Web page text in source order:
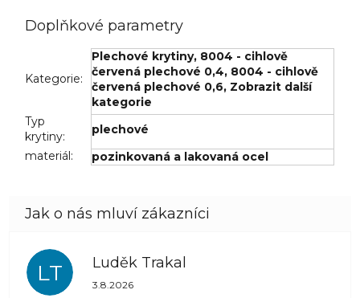
Doplňkové parametry
Kategorie:
Plechové krytiny, 8004 - cihlově
červená plechové 0,4, 8004 - cihlově
červená plechové 0,6, Zobrazit další
kategorie
Typ
krytiny:
plechové
materiál: pozinkovaná a lakovaná ocel
LT Luděk Trakal
Hodnocení obchodu je 5 z 5 hvězdiček.
3.8.2026